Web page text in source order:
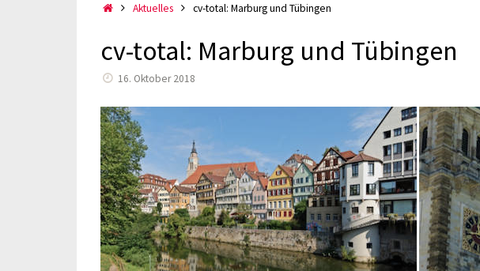
StartAktuelles cv-total: Marburg und Tübingen
cv-total: Marburg und Tübingen
16. Oktober 2018